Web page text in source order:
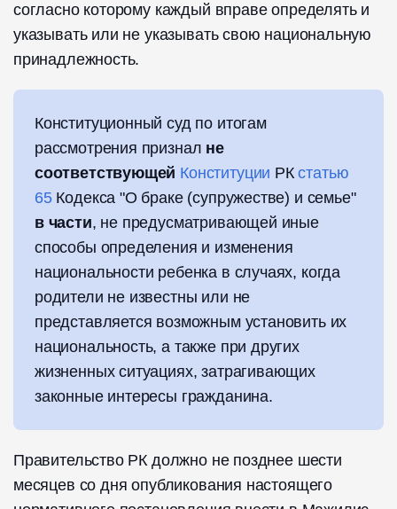
согласно которому каждый вправе определять и
указывать или не указывать свою национальную
принадлежность.
Конституционный суд по итогам
рассмотрения признал не
соответствующей Конституции РКстатью
65Кодекса "О браке (супружестве) и семье"
в части, не предусматривающей иные
способы определения и изменения
национальности ребенка в случаях, когда
родители не известны или не
представляется возможным установить их
национальность, а также при других
жизненных ситуациях, затрагивающих
законные интересы гражданина.
Правительство РК должно не позднее шести
месяцев со дня опубликования настоящего